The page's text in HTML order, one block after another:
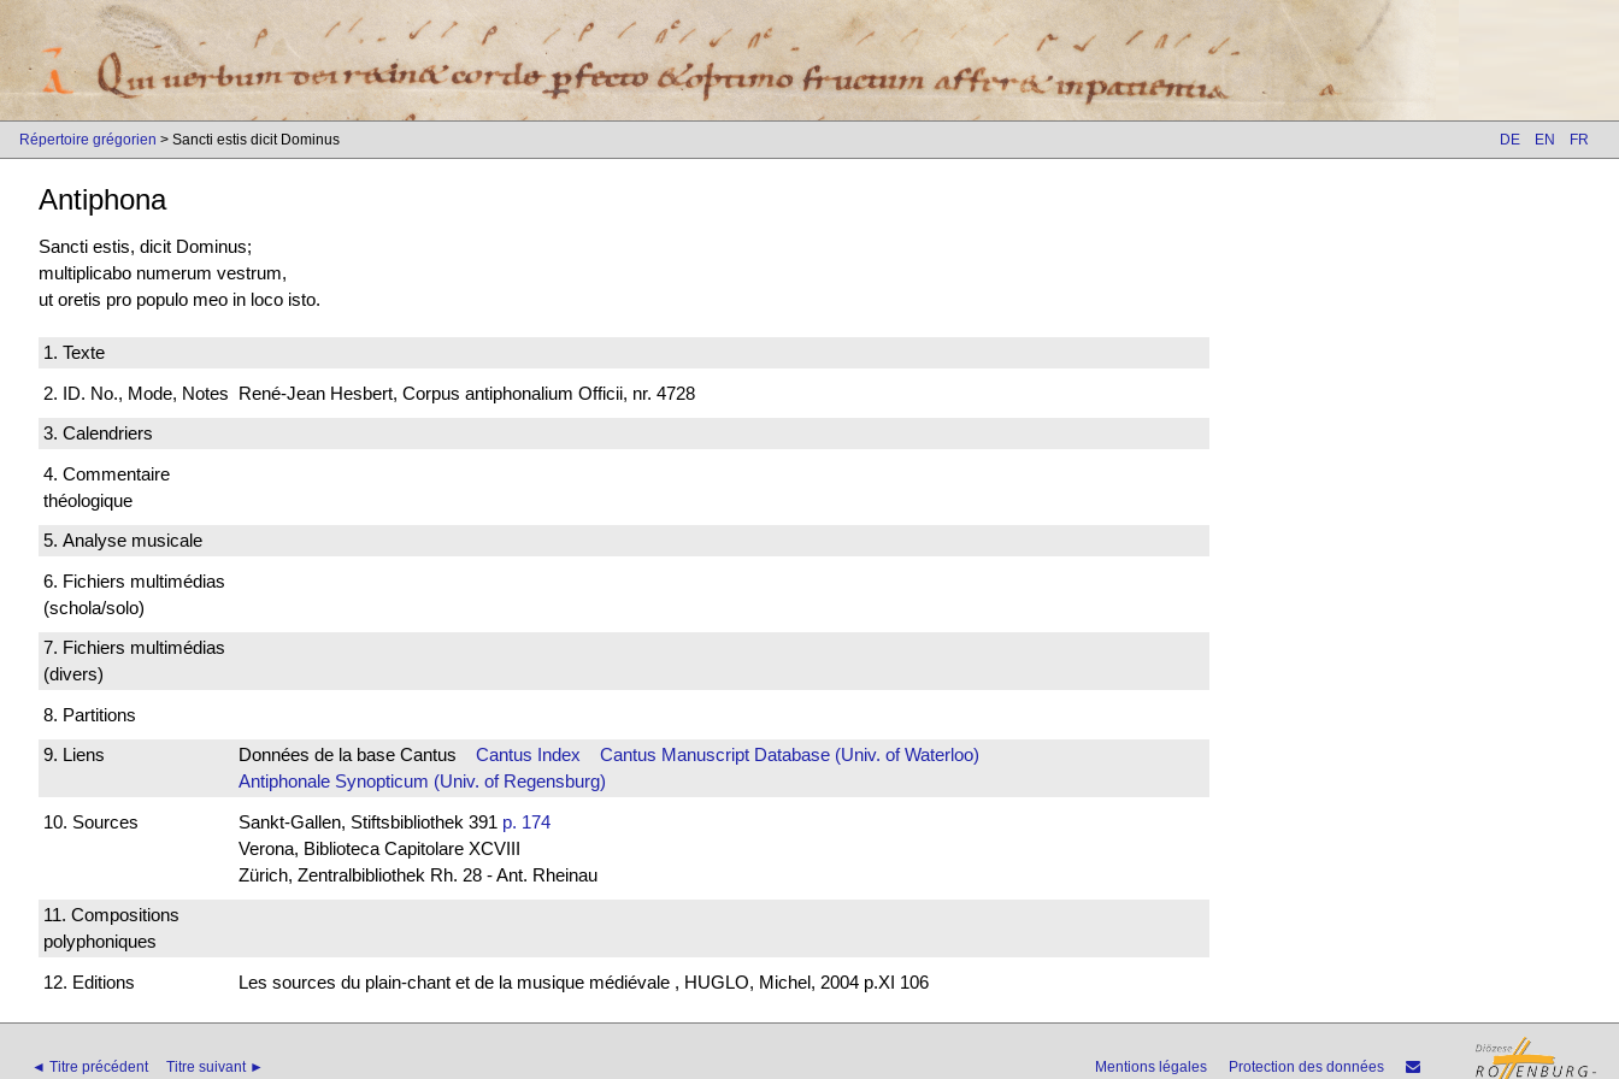
Répertoire grégorien > Sancti estis dicit Dominus DE EN FR
Antiphona
Sancti estis, dicit Dominus;
multiplicabo numerum vestrum,
ut oretis pro populo meo in loco isto.
1. Texte
2. ID. No., Mode, Notes René-Jean Hesbert, Corpus antiphonalium Officii, nr. 4728
3. Calendriers
4. Commentaire
théologique
5. Analyse musicale
6. Fichiers multimédias
(schola/solo)
7. Fichiers multimédias
(divers)
8. Partitions
9. Liens
Données de la base Cantus Cantus Index
Cantus Manuscript Database (Univ. of Waterloo)
Antiphonale Synopticum (Univ. of Regensburg)
10. Sources
Sankt-Gallen, Stiftsbibliothek 391 p. 174
Verona, Biblioteca Capitolare XCVIII
Zürich, Zentralbibliothek Rh. 28 - Ant. Rheinau
11. Compositions
polyphoniques
12. Editions
Les sources du plain-chant et de la musique médiévale , HUGLO, Michel, 2004 p.XI 106
◄ Titre précédent Titre suivant ► Mentions légales Protection des données